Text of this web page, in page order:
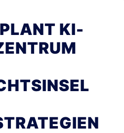
KI-